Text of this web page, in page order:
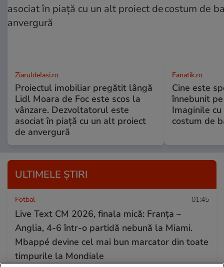
ZiaruldeIasi.ro
Proiectul imobiliar pregătit lângă
Lidl Moara de Foc este scos la
vânzare. Dezvoltatorul este
asociat în piață cu un alt proiect
de anvergură
Fanatik.ro
Cine este
înnebunit
Imaginile
costum de
ULTIMELE ȘTIRI
Fotbal 01:45
Live Text CM 2026, finala mică: Franța –
Anglia, 4-6 într-o partidă nebună la Miami.
Mbappé devine cel mai bun marcator din toate
timpurile la Mondiale